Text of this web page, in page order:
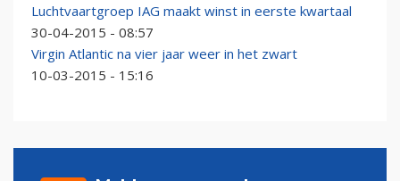
Luchtvaartgroep IAG maakt winst in eerste kwartaal
30-04-2015 - 08:57
Virgin Atlantic na vier jaar weer in het zwart
10-03-2015 - 15:16